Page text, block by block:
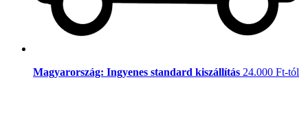
Magyarország: Ingyenes standard kiszállítás 24.000 Ft-tól